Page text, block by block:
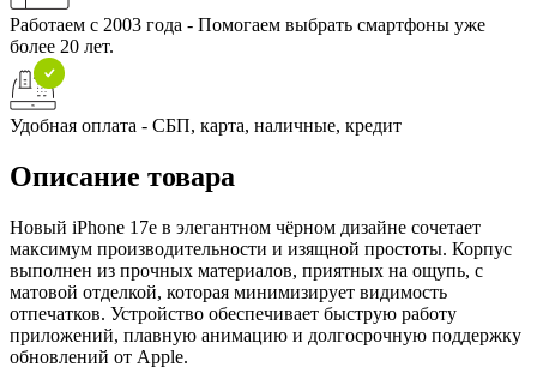
Работаем с 2003 года - Помогаем выбрать смартфоны уже
более 20 лет.
Удобная оплата - СБП, карта, наличные, кредит
Описание товара
Новый iPhone 17e в элегантном чёрном дизайне сочетает
максимум производительности и изящной простоты. Корпус
выполнен из прочных материалов, приятных на ощупь, с
матовой отделкой, которая минимизирует видимость
отпечатков. Устройство обеспечивает быструю работу
приложений, плавную анимацию и долгосрочную поддержку
обновлений от Apple.